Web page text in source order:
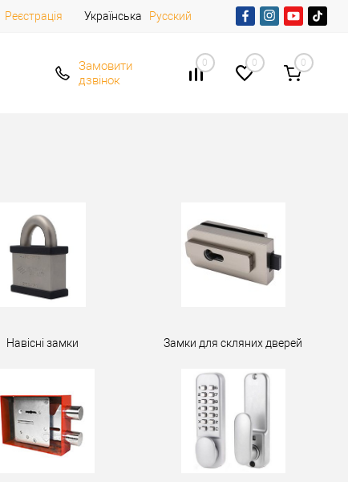
Реєстрація Українська Русский
Замовити
дзвінок
0 0 0
Навісні замки Замки для скляних дверей